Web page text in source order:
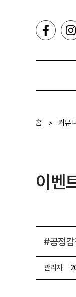
홈 > 커뮤
이벤
#공정
관리자